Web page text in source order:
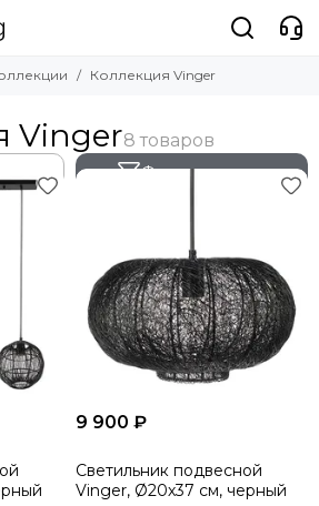
Коллекция Vinger
Vinger
Фильтр товаров
9 900 ₽
Светильник подвесной
Vinger, Ø20х37 см, черный